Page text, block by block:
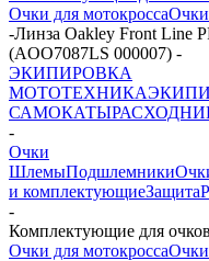
Очки для мотокроссаОчки
-Линза Oakley Front Line
(AOO7087LS 000007) -
ЭКИПИРОВКА
МОТОТЕХНИКА
САМОКАТЫ
-
Очки
ШлемыПодшлемники
и комплектующиеЗащита
-
Комплектующие для очков
Очки для мотокроссаОчки